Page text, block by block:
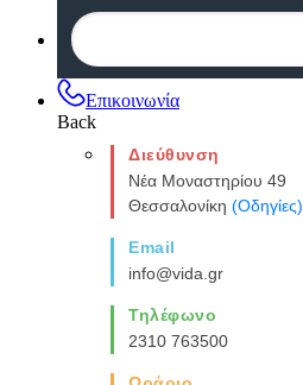
Επικοινωνία
Back
Διεύθυνση
Νέα Μοναστηρίου 49
Θεσσαλονίκη (Οδηγίες)
Email
info@vida.gr
Τηλέφωνο
2310 763500